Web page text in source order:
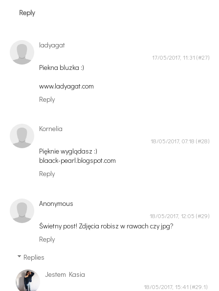
Reply
ladyagat
17/05/2017, 11:31
Piekna bluzka :)
www.ladyagat.com
Reply
Kornelia
18/05/2017, 07:18
Pięknie wyglądasz :)
blaack-pearl.blogspot.com
Reply
Anonymous
18/05/2017, 12:05
Świetny post! Zdjęcia robisz w rawach czy jpg?
Reply
Replies
Jestem Kasia
18/05/2017, 15:41